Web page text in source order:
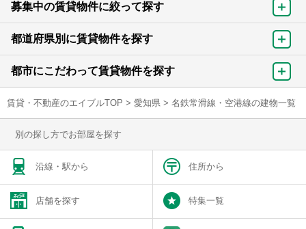
募集中の賃貸物件に絞って探す
都道府県別に賃貸物件を探す
都市にこだわって賃貸物件を探す
賃貸・不動産のエイブルTOP > 愛知県 > 名鉄常滑線・空港線の建物一覧
別の探し方でお部屋を探す
沿線・駅から 住所から
店舗を探す 特集一覧